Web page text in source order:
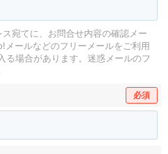
宛てに、お問合せ内容の確認メー
メールなどのフリーメールをご利用
場合があります。 迷惑メールのフ
必須